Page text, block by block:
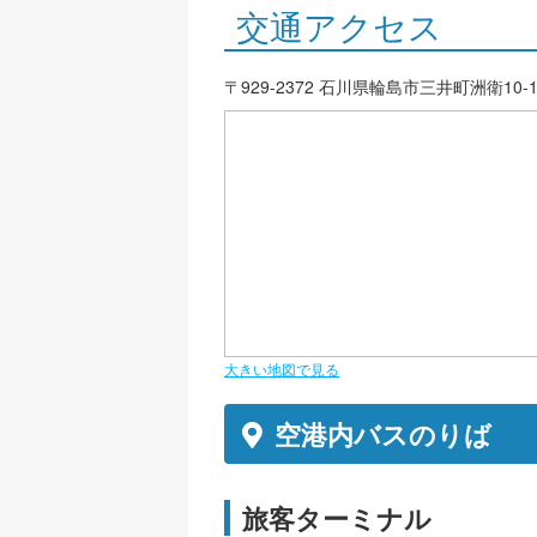
交通アクセス
〒929-2372 石川県輪島市三井町洲衛10-
大きい地図で見る
空港内バスのりば
旅客ターミナル